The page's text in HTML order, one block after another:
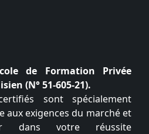
de Formation Privée
(N° 51-605-21).
sont spécialement
aux exigences du marché et
dans votre réussite